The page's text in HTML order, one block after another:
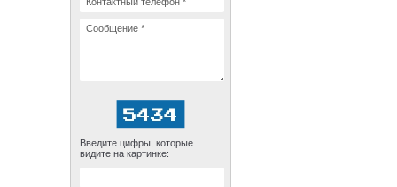
Введите цифры, которые
видите на картинке: